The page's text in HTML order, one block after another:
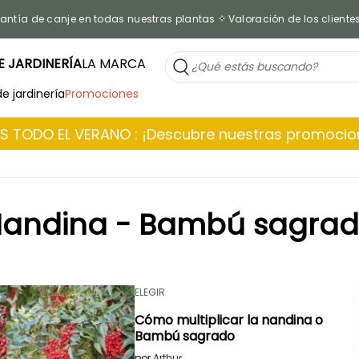
de canje en todas nuestras plantas Valoración de los
JARDINERÍALA MARCA
jardineríaPromociones
TODO EL VERANO : ¡Descubre nuestras
- Bambú
ELEGIR
Cómo multiplicar la nandina o
Bambú sagrado